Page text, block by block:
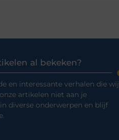
al bekeken?
en interessante verhalen die wij
artikelen niet aan je
diverse onderwerpen en blijf